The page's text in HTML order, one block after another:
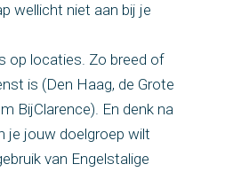
wellicht niet aan bij je
op locaties. Zo breed of
is (Den Haag, de Grote
BijClarence). En denk na
je jouw doelgroep wilt
van Engelstalige